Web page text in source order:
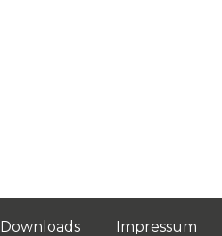
Downloads Impressum